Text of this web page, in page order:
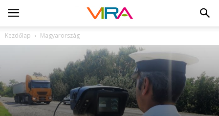
Kezdőlap Magyarország